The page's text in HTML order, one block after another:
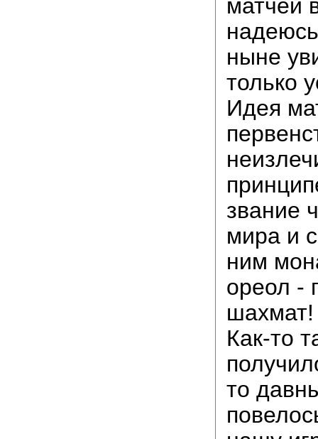
матчей
ныне
только
Идея
звание
мира и
ним
ореол -
шахмат!
Как-то
то